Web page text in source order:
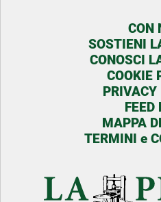
CON
SOSTIENI
CONOSCI
COOKIE
PRIVACY
FEED
MAPPA
TERMINI e